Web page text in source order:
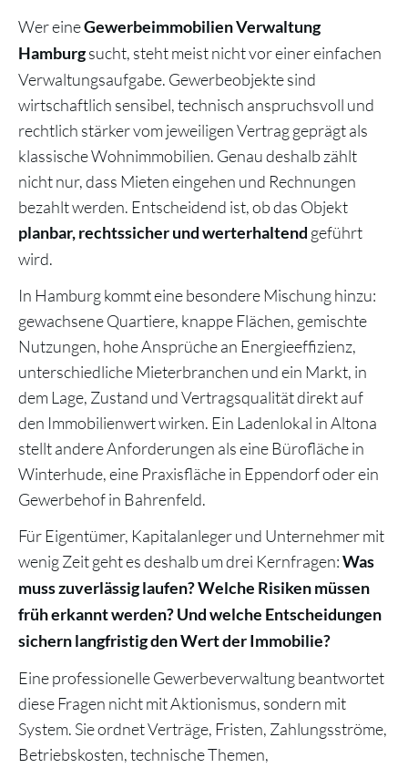
Wer eineGewerbeimmobilien Verwaltung
Hamburgsucht, steht meist nicht vor einer einfachen
Verwaltungsaufgabe. Gewerbeobjekte sind
wirtschaftlich sensibel, technisch anspruchsvoll und
rechtlich stärker vom jeweiligen Vertrag geprägt als
klassische Wohnimmobilien. Genau deshalb zählt
nicht nur, dass Mieten eingehen und Rechnungen
bezahlt werden. Entscheidend ist, ob das Objekt
planbar, rechtssicher und werterhaltend geführt
wird.
In Hamburg kommt eine besondere Mischung hinzu:
gewachsene Quartiere, knappe Flächen, gemischte
Nutzungen, hohe Ansprüche an Energieeffizienz,
unterschiedliche Mieterbranchen und ein Markt, in
dem Lage, Zustand und Vertragsqualität direkt auf
den Immobilienwert wirken. Ein Ladenlokal in Altona
stellt andere Anforderungen als eine Bürofläche in
Winterhude, eine Praxisfläche in Eppendorf oder ein
Gewerbehof in Bahrenfeld.
Für Eigentümer, Kapitalanleger und Unternehmer mit
wenig Zeit geht es deshalb um drei Kernfragen:Was
muss zuverlässig laufen? Welche Risiken müssen
früh erkannt werden? Und welche Entscheidungen
sichern langfristig den Wert der Immobilie?
Eine professionelle Gewerbeverwaltung beantwortet
diese Fragen nicht mit Aktionismus, sondern mit
System. Sie ordnet Verträge, Fristen, Zahlungsströme,
Betriebskosten, technische Themen,